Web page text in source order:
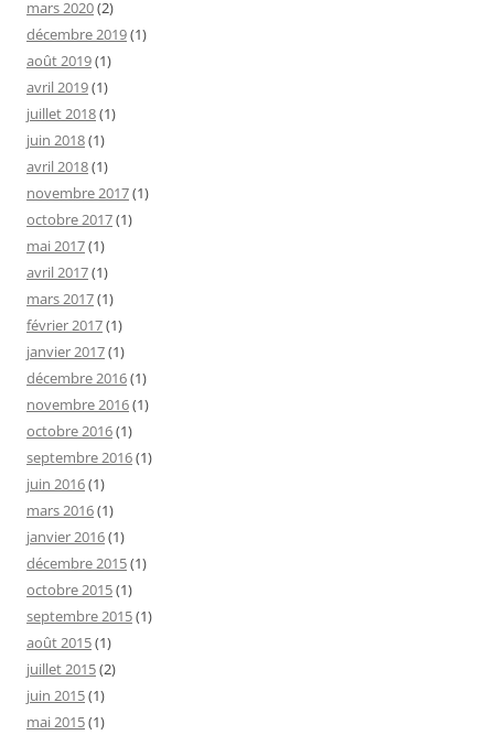
mars 2020(2)
décembre 2019(1)
août 2019(1)
avril 2019(1)
juillet 2018(1)
juin 2018(1)
avril 2018(1)
novembre 2017(1)
octobre 2017(1)
mai 2017(1)
avril 2017(1)
mars 2017(1)
février 2017(1)
janvier 2017(1)
décembre 2016(1)
novembre 2016(1)
octobre 2016(1)
septembre 2016(1)
juin 2016(1)
mars 2016(1)
janvier 2016(1)
décembre 2015(1)
octobre 2015(1)
septembre 2015(1)
août 2015(1)
juillet 2015(2)
juin 2015(1)
mai 2015(1)